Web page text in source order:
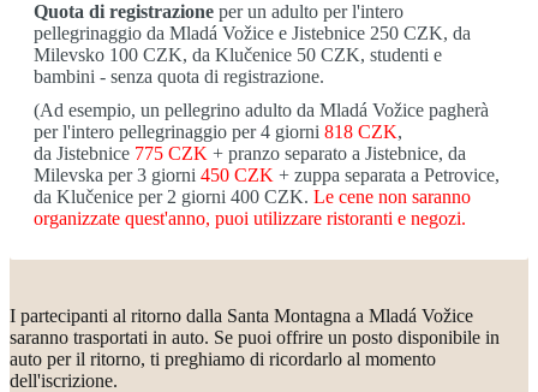
Quota di registrazione per un adulto per l'intero
pellegrinaggio da Mladá Vožice e Jistebnice 250 CZK, da
Milevsko 100 CZK, da Klučenice 50 CZK, studenti e
bambini - senza quota di registrazione.
(Ad esempio, un pellegrino adulto da Mladá Vožice pagherà
per l'intero pellegrinaggio per 4 giorni 818 CZK,
da Jistebnice 775 CZK + pranzo separato a Jistebnice, da
Milevska per 3 giorni 450 CZK + zuppa separata a Petrovice,
da Klučenice per 2 giorni 400 CZK. Le cene non saranno
organizzate quest'anno, puoi utilizzare ristoranti e negozi.
I partecipanti al ritorno dalla Santa Montagna a Mladá Vožice
saranno trasportati in auto. Se puoi offrire un posto disponibile in
auto per il ritorno, ti preghiamo di ricordarlo al momento
dell'iscrizione.